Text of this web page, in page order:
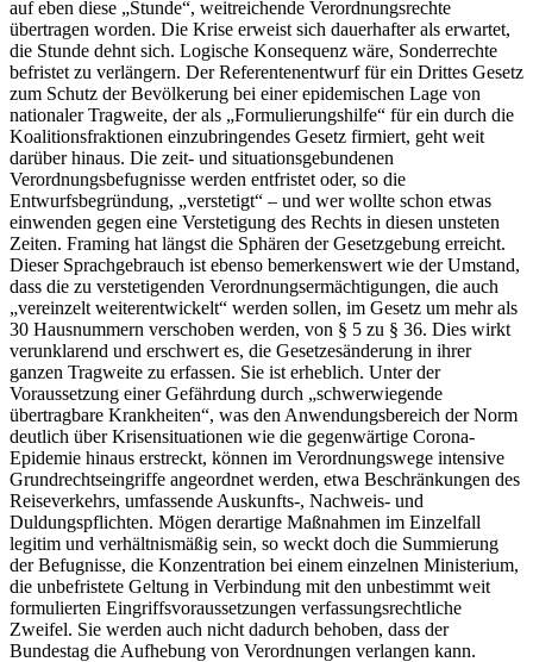
auf eben diese „Stunde“, weitreichende Verordnungsrechte
übertragen worden. Die Krise erweist sich dauerhafter als erwartet,
die Stunde dehnt sich. Logische Konsequenz wäre, Sonderrechte
befristet zu verlängern. Der Referentenentwurf für ein Drittes Gesetz
zum Schutz der Bevölkerung bei einer epidemischen Lage von
nationaler Tragweite, der als „Formulierungshilfe“ für ein durch die
Koalitionsfraktionen einzubringendes Gesetz firmiert, geht weit
darüber hinaus. Die zeit- und situationsgebundenen
Verordnungsbefugnisse werden entfristet oder, so die
Entwurfsbegründung, „verstetigt“ – und wer wollte schon etwas
einwenden gegen eine Verstetigung des Rechts in diesen unsteten
Zeiten. Framing hat längst die Sphären der Gesetzgebung erreicht.
Dieser Sprachgebrauch ist ebenso bemerkenswert wie der Umstand,
dass die zu verstetigenden Verordnungsermächtigungen, die auch
„vereinzelt weiterentwickelt“ werden sollen, im Gesetz um mehr als
30 Hausnummern verschoben werden, von § 5 zu § 36. Dies wirkt
verunklarend und erschwert es, die Gesetzesänderung in ihrer
ganzen Tragweite zu erfassen. Sie ist erheblich. Unter der
Voraussetzung einer Gefährdung durch „schwerwiegende
übertragbare Krankheiten“, was den Anwendungsbereich der Norm
deutlich über Krisensituationen wie die gegenwärtige Corona-
Epidemie hinaus erstreckt, können im Verordnungswege intensive
Grundrechtseingriffe angeordnet werden, etwa Beschränkungen des
Reiseverkehrs, umfassende Auskunfts-, Nachweis- und
Duldungspflichten. Mögen derartige Maßnahmen im Einzelfall
legitim und verhältnismäßig sein, so weckt doch die Summierung
der Befugnisse, die Konzentration bei einem einzelnen Ministerium,
die unbefristete Geltung in Verbindung mit den unbestimmt weit
formulierten Eingriffsvoraussetzungen verfassungsrechtliche
Zweifel. Sie werden auch nicht dadurch behoben, dass der
Bundestag die Aufhebung von Verordnungen verlangen kann.